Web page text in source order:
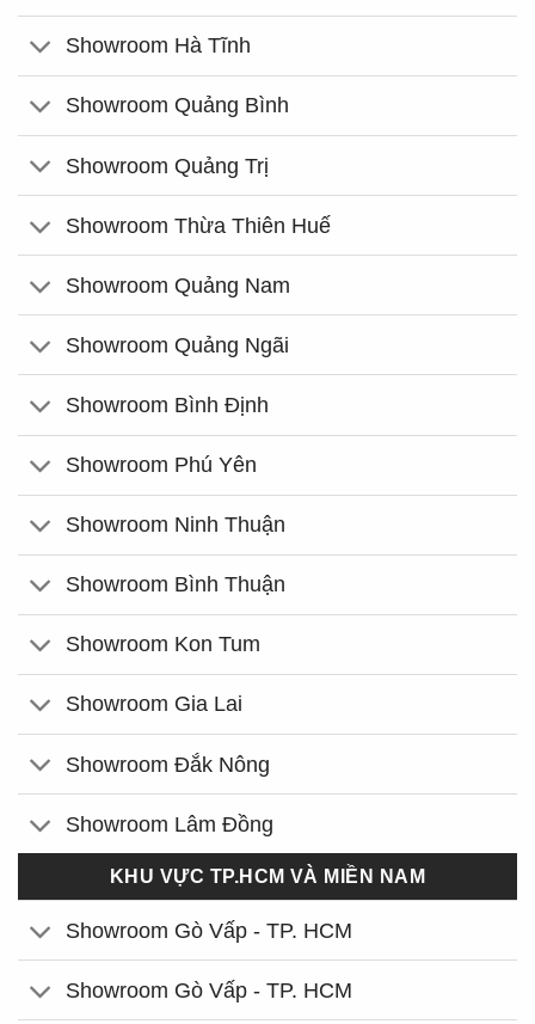
Showroom Hà Tĩnh
Showroom Quảng Bình
Showroom Quảng Trị
Showroom Thừa Thiên Huế
Showroom Quảng Nam
Showroom Quảng Ngãi
Showroom Bình Định
Showroom Phú Yên
Showroom Ninh Thuận
Showroom Bình Thuận
Showroom Kon Tum
Showroom Gia Lai
Showroom Đắk Nông
Showroom Lâm Đồng
KHU VỰC TP.HCM VÀ MIỀN NAM
Showroom Gò Vấp - TP. HCM
Showroom Gò Vấp - TP. HCM